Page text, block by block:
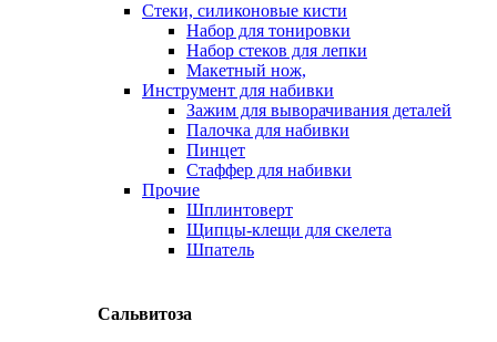
Стеки, силиконовые кисти
Набор для тонировки
Набор стеков для лепки
Макетный нож,
Инструмент для набивки
Зажим для выворачивания деталей
Палочка для набивки
Пинцет
Стаффер для набивки
Прочие
Шплинтоверт
Щипцы-клещи для скелета
Шпатель
Сальвитоза